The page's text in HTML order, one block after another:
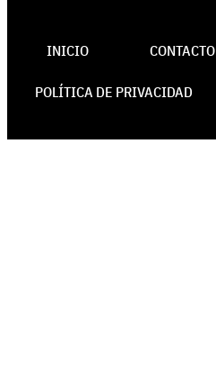
INICIO CONTACTO
POLÍTICA DE PRIVACIDAD